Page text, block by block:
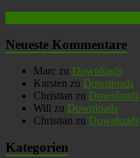
Neueste Kommentare
Marc zu Downloads
Karsten zu Downloads
Christian zu Downloads
Will zu Downloads
Christian zu Downloads
Kategorien